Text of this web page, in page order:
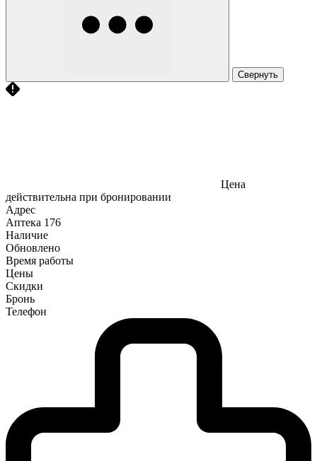
Свернуть
Цена
действительна при бронировании
Адрес
Аптека 176
Наличие
Обновлено
Время работы
Цены
Скидки
Бронь
Телефон